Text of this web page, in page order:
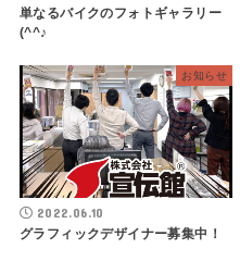
単なるバイクのフォトギャラリー
(^^♪
お知らせ
2022.06.10
グラフィックデザイナー募集中！